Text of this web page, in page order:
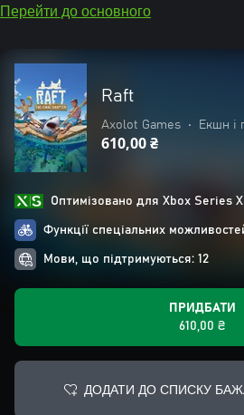
Перейти до основного
Raft
Axolot Games • Екшн і
610,00 ₴
Оптимізовано для Xbox Series
Функції спеціальних
Мови, що підтримуються: 12
ПРИДБАТИ
610,00 ₴
ДОДАТИ ДО СПИСКУ